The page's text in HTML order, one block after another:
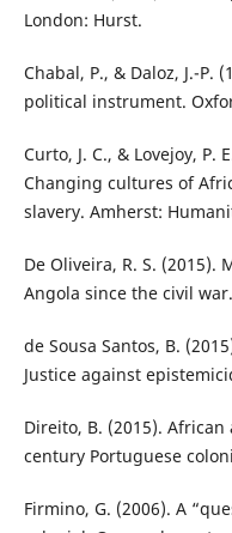
London: Hurst.
Chabal, P., & Daloz, J.-P.
political instrument.
Curto, J. C., & Lovejoy, P.
Changing cultures of
slavery. Amherst:
De Oliveira, R. S.
Angola since the civil
de Sousa Santos, B.
Justice against
Direito, B. (2015).
century Portuguese
Firmino, G. (2006). A